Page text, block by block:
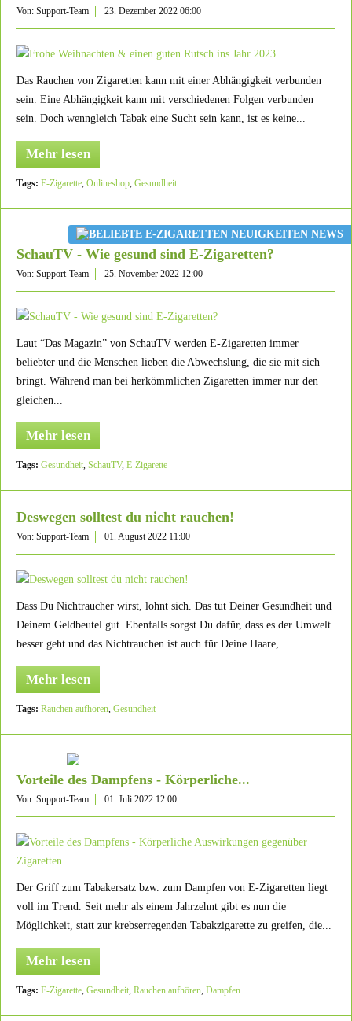
Von: Support-Team 23. Dezember 2022 06:00
Das Rauchen von Zigaretten kann mit einer Abhängigkeit verbunden
sein. Eine Abhängigkeit kann mit verschiedenen Folgen verbunden
sein. Doch wenngleich Tabak eine Sucht sein kann, ist es keine...
Mehr lesen
Tags: E-Zigarette, Onlineshop, Gesundheit
SchauTV - Wie gesund sind E-Zigaretten?
Von: Support-Team 25. November 2022 12:00
Laut “Das Magazin” von SchauTV werden E-Zigaretten immer
beliebter und die Menschen lieben die Abwechslung, die sie mit sich
bringt. Während man bei herkömmlichen Zigaretten immer nur den
gleichen...
Mehr lesen
Tags: Gesundheit, SchauTV, E-Zigarette
Deswegen solltest du nicht rauchen!
Von: Support-Team 01. August 2022 11:00
Dass Du Nichtraucher wirst, lohnt sich. Das tut Deiner Gesundheit und
Deinem Geldbeutel gut. Ebenfalls sorgst Du dafür, dass es der Umwelt
besser geht und das Nichtrauchen ist auch für Deine Haare,...
Mehr lesen
Tags: Rauchen aufhören, Gesundheit
Vorteile des Dampfens - Körperliche...
Von: Support-Team 01. Juli 2022 12:00
Der Griff zum Tabakersatz bzw. zum Dampfen von E-Zigaretten liegt
voll im Trend. Seit mehr als einem Jahrzehnt gibt es nun die
Möglichkeit, statt zur krebserregenden Tabakzigarette zu greifen, die...
Mehr lesen
Tags: E-Zigarette, Gesundheit, Rauchen aufhören, Dampfen